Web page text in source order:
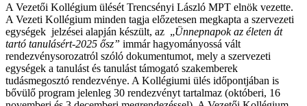
A Vezetői Kollégium ülését Trencsényi László MPT elnök vezette.
A Vezeti Kollégium minden tagja előzetesen megkapta a szervezeti
egységek jelzései alapján készült, az „Ünnepnapok az életen át
tartó tanulásért-2025 ősz” immár hagyományossá vált
rendezvénysorozatról szóló dokumentumot, mely a szervezeti
egységek a tanulást és tanulást támogató szakemberek
tudásmegosztó rendezvénye. A Kollégiumi ülés időpontjában is
bővülő program jelenleg 30 rendezvényt tartalmaz (októberi, 16